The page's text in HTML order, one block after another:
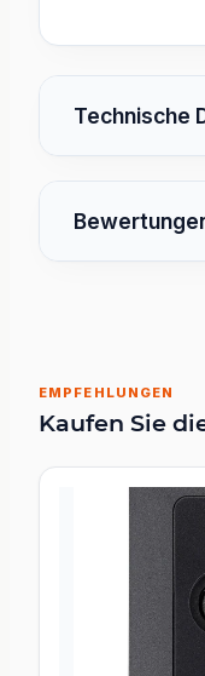
Technische
EMPFEHLUNGEN
Kaufen Sie